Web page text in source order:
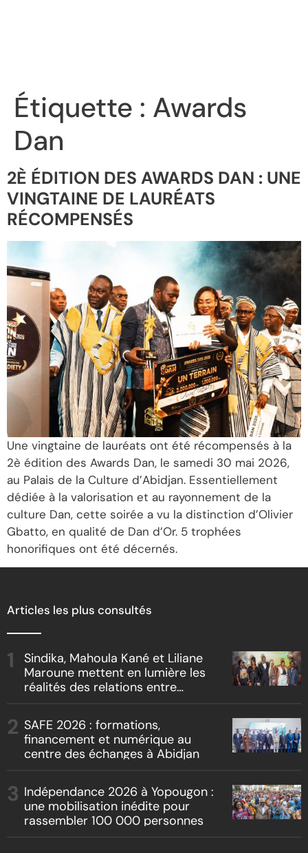
Étiquette : Awards
Dan
2È ÉDITION DES AWARDS DAN : UNE
VINGTAINE DE LAURÉATS
RÉCOMPENSÉS
Une vingtaine de lauréats ont été récompensés à la
2è édition des Awards Dan, le samedi 30 mai 2026,
au Palais de la Culture d’Abidjan. Essentiellement
dédiée à la valorisation et au rayonnement de la
culture Dan, cette soirée a vu la distinction d’Olivier
Gbatto, en qualité de Dan d’Or. 5 trophées
honorifiques ont été décernés.
Articles les plus consultés
Sindika, Mahoula Kané et Liliane
Maroune mettent en lumière les
réalités des relations entre
SAFE 2026 : formations,
financement et numérique au
centre des échanges à Abidjan
Indépendance 2026 à Yopougon :
une mobilisation inédite pour
rassembler 100 000 personnes